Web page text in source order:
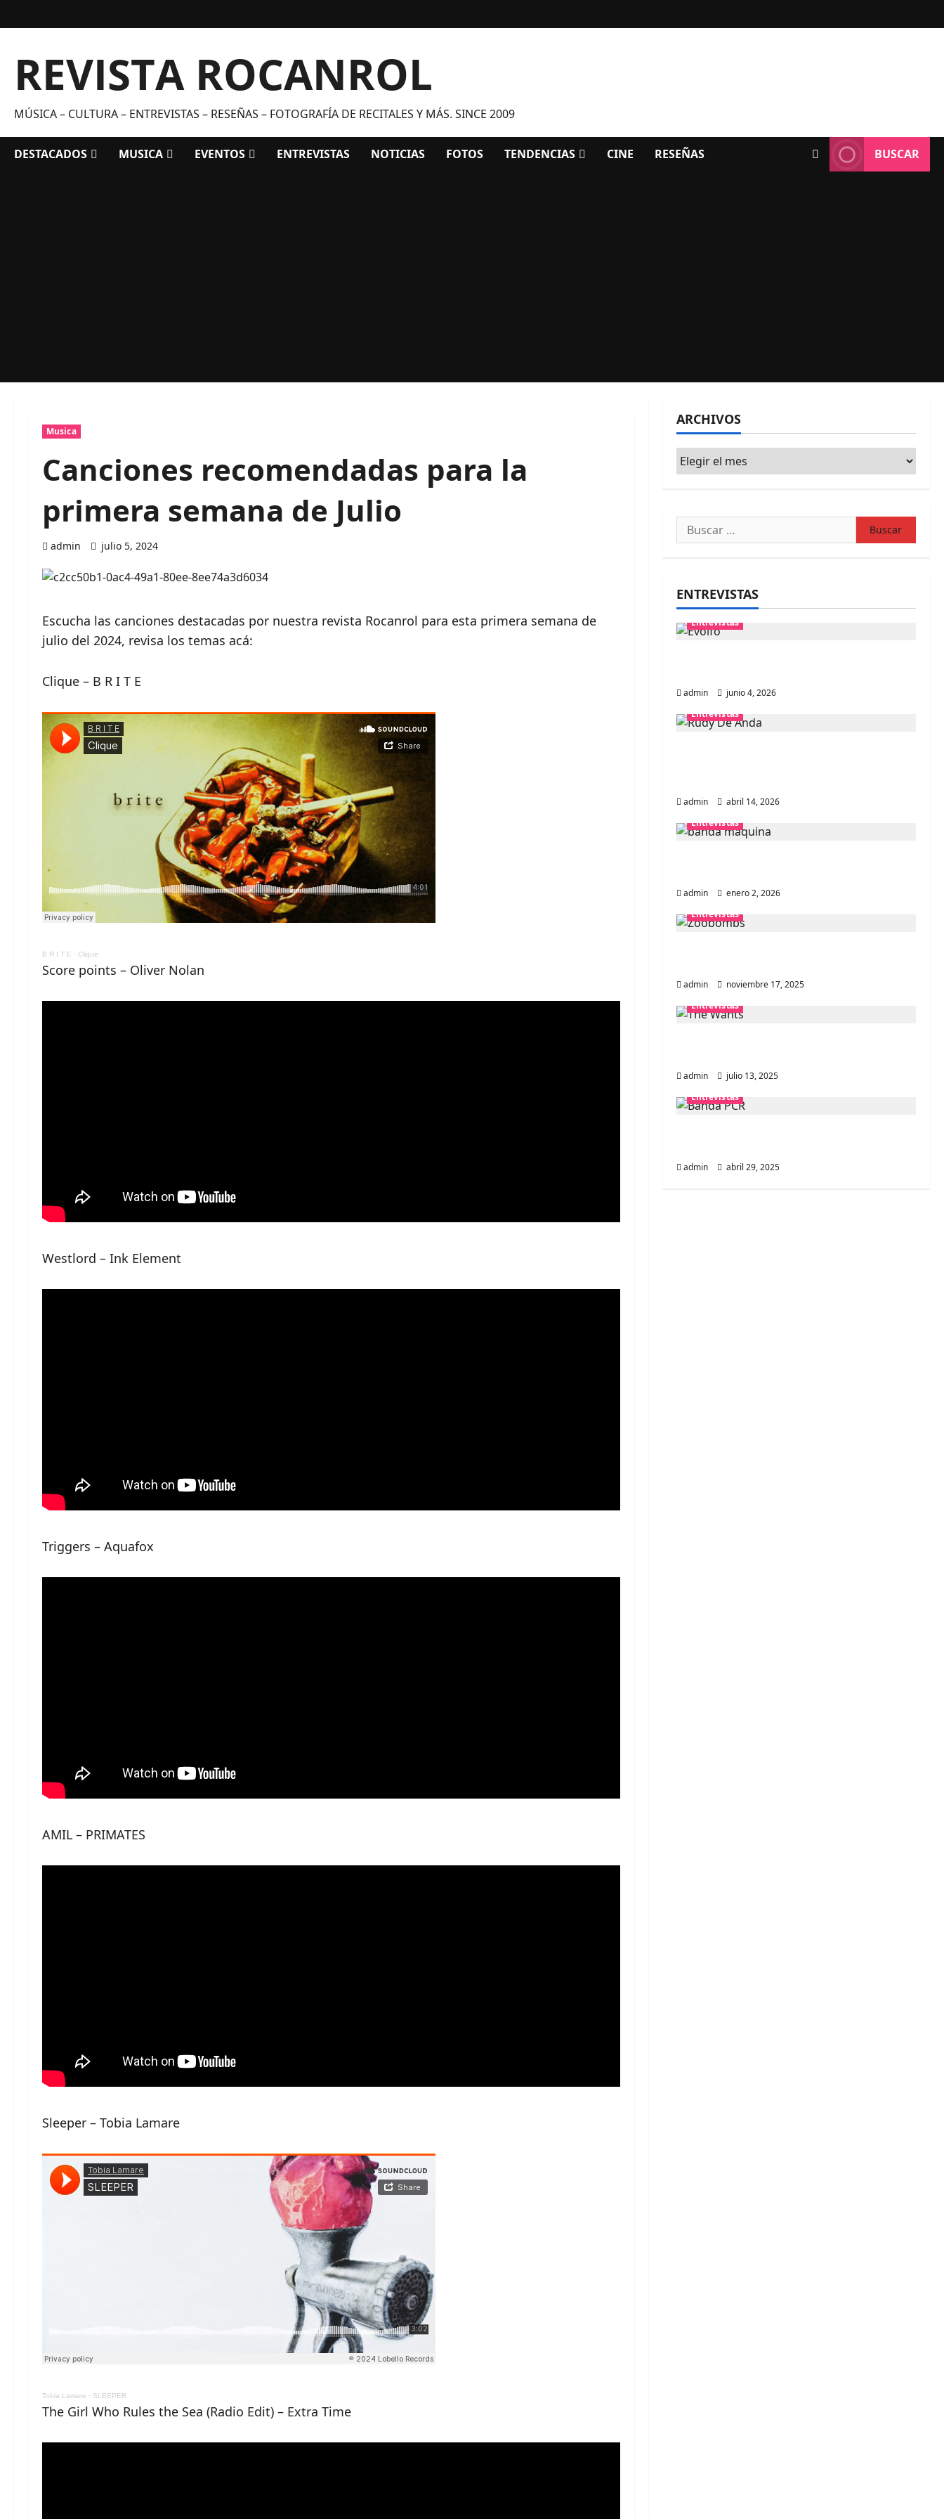
al
REVISTA ROCANROL
MÚSICA – CULTURA – ENTREVISTAS – RESEÑAS – FOTOGRAFÍA DE RECITALES Y MÁS. SINCE 2009
DESTACADOS MUSICA EVENTOS ENTREVISTAS NOTICIAS FOTOS TENDENCIAS CINE RESEÑAS BUSCAR
Musica
Canciones recomendadas para la
primera semana de Julio
admin julio 5, 2024
Escucha las canciones destacadas por nuestra revista Rocanrol para esta primera semana de
julio del 2024, revisa los temas acá:
Clique – B R I T E
B R I T E · Clique
Score points – Oliver Nolan
Westlord – Ink Element
Triggers – Aquafox
AMIL – PRIMATES
Sleeper – Tobia Lamare
Tobia Lamare · SLEEPER
The Girl Who Rules the Sea (Radio Edit) – Extra Time
ARCHIVOS
Archivos
Buscar:
ENTREVISTAS
Entrevistas
admin
junio 4, 2026
Entrevistas
admin
abril 14, 2026
Entrevistas
admin
enero 2, 2026
Entrevistas
admin
noviembre 17, 2025
Entrevistas
admin
julio 13, 2025
Entrevistas
admin abril 29, 2025